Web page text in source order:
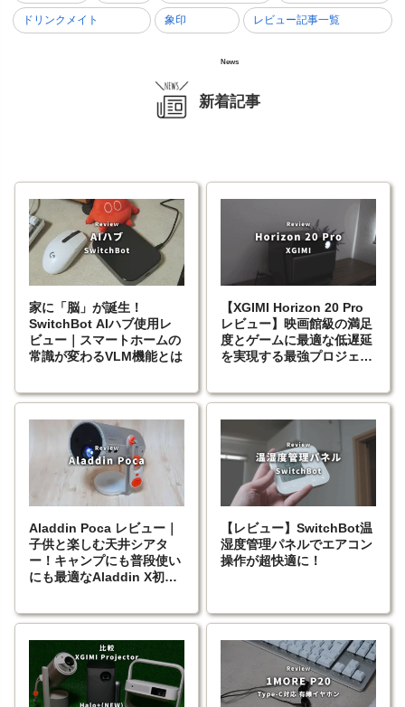
ドリンクメイト 象印 レビュー記事一覧
新着記事
News
家に「脳」が誕生！
SwitchBot AIハブ使用レ
ビュー｜スマートホームの
常識が変わるVLM機能とは
【XGIMI Horizon 20 Pro
レビュー】映画館級の満足
度とゲームに最適な低遅延
を実現する最強プロジェク
Aladdin Poca レビュー｜
子供と楽しむ天井シアタ
ー！キャンプにも普段使い
にも最適なAladdin X初の
【レビュー】SwitchBot温
湿度管理パネルでエアコン
操作が超快適に！